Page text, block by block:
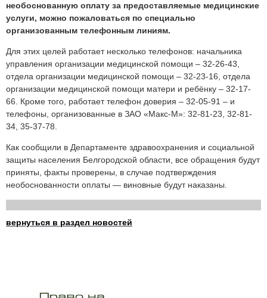
необоснованную оплату за предоставляемые медицинские
услуги, можно пожаловаться по специально
организованным телефонным линиям.
Для этих целей работает несколько телефонов: начальника
управления организации медицинской помощи – 32-26-43,
отдела организации медицинской помощи – 32-23-16, отдела
организации медицинской помощи матери и ребёнку – 32-17-
66. Кроме того, работает телефон доверия – 32-05-91 – и
телефоны, организованные в ЗАО «Макс-М»: 32-81-23, 32-81-
34, 35-37-78.
Как сообщили в Департаменте здравоохранения и социальной
защиты населения Белгородской области, все обращения будут
приняты, факты проверены, в случае подтверждения
необоснованности оплаты — виновные будут наказаны.
вернуться в раздел новостей